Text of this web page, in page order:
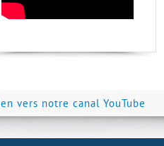
vers notre canal YouTube